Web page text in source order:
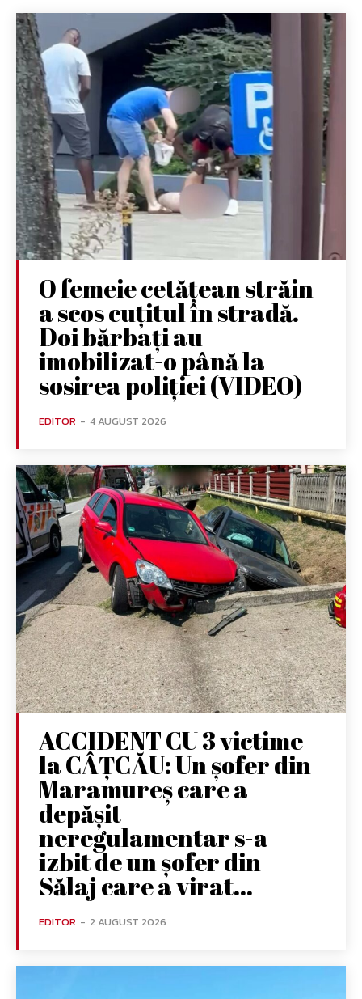
O femeie cetățean străin
a scos cuțitul în stradă.
Doi bărbați au
imobilizat-o până la
sosirea poliției (VIDEO)
EDITOR - 4 AUGUST 2026
ACCIDENT CU 3 victime
la CÂȚCĂU: Un șofer din
Maramureș care a
depășit
neregulamentar s-a
izbit de un șofer din
Sălaj care a virat...
EDITOR - 2 AUGUST 2026